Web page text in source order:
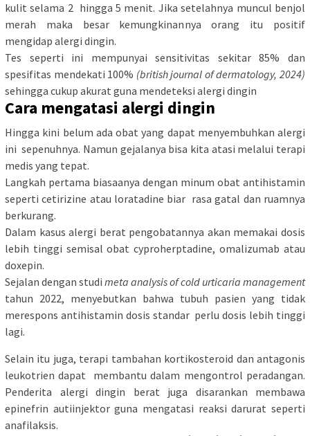
kulit selama 2 hingga 5 menit. Jika setelahnya muncul benjol
merah maka besar kemungkinannya orang itu positif
mengidap alergi dingin.
Tes seperti ini mempunyai sensitivitas sekitar 85% dan
spesifitas mendekati 100% (british journal of dermatology, 2024)
sehingga cukup akurat guna mendeteksi alergi dingin
Cara mengatasi alergi dingin
Hingga kini belum ada obat yang dapat menyembuhkan alergi
ini sepenuhnya. Namun gejalanya bisa kita atasi melalui terapi
medis yang tepat.
Langkah pertama biasaanya dengan minum obat antihistamin
seperti cetirizine atau loratadine biar rasa gatal dan ruamnya
berkurang.
Dalam kasus alergi berat pengobatannya akan memakai dosis
lebih tinggi semisal obat cyproherptadine, omalizumab atau
doxepin.
Sejalan dengan studi meta analysis of cold urticaria management
tahun 2022, menyebutkan bahwa tubuh pasien yang tidak
merespons antihistamin dosis standar perlu dosis lebih tinggi
lagi.
Selain itu juga, terapi tambahan kortikosteroid dan antagonis
leukotrien dapat membantu dalam mengontrol peradangan.
Penderita alergi dingin berat juga disarankan membawa
epinefrin autiinjektor guna mengatasi reaksi darurat seperti
anafilaksis.